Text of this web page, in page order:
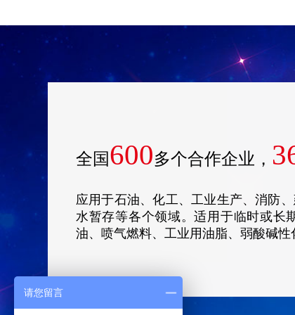
全国600多个合作企业，
应用于石油、化工、工业生产、消防
水暂存等各个领域。适用于临时或长
油、喷气燃料、工业用油脂、弱酸碱
请您留言